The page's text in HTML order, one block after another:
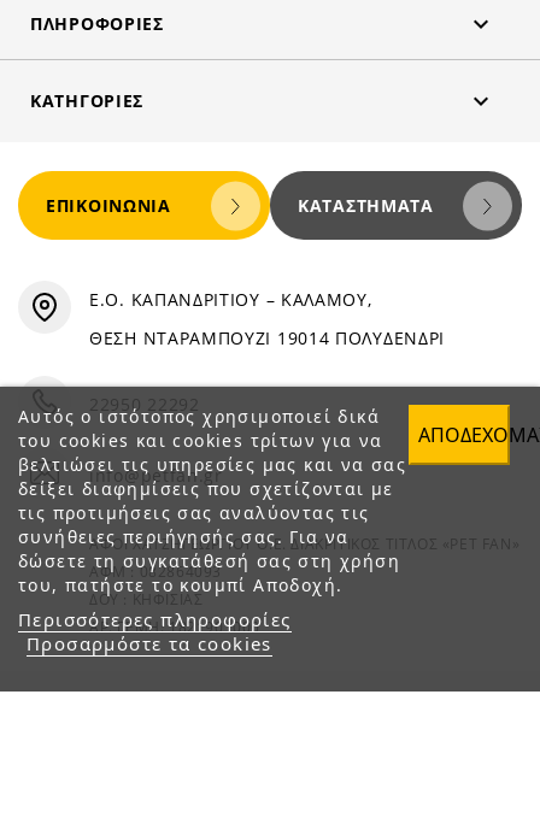
ΠΛΗΡΟΦΟΡΊΕΣ 
ΚΑΤΗΓΟΡΊΕΣ 
Αυτός ο ιστότοπος χρησιμοποιεί δικά
του cookies και cookies τρίτων για να
βελτιώσει τις υπηρεσίες μας και να σας
δείξει διαφημίσεις που σχετίζονται με
τις προτιμήσεις σας αναλύοντας τις
συνήθειες περιήγησής σας. Για να
δώσετε τη συγκατάθεσή σας στη χρήση
του, πατήστε το κουμπί Αποδοχή.
Περισσότερες πληροφορίες
Προσαρμόστε τα cookies
ΕΠΙΚΟΙΝΩΝΊΑ ΚΑΤΑΣΤΉΜΑΤΑ
Ε.Ο. ΚΑΠΑΝΔΡΙΤΙΟΥ – ΚΑΛΑΜΟΥ,
ΘΕΣΗ ΝΤΑΡΑΜΠΟΥΖΙ 19014 ΠΟΛΥΔΕΝΔΡΙ
22950 22292
info@petfan.gr
ΑΦΟΙ ΧΑΤΖΗΓΕΩΡΓΙΟΥ Ο.Ε. ΔΙΑΚΡΙΤΙΚΟΣ ΤΙΤΛΟΣ «PET FAN»
ΑΦΜ : 082864093
ΔΟΥ : ΚΗΦΙΣΙΑΣ
ΑΡ. ΓΕΜΗ: 1821901000